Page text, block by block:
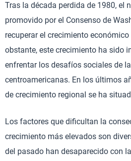
Tras la década perdida de 1980, el
promovido por el Consenso de
recuperar el crecimiento
obstante, este crecimiento ha sido
enfrentar los desafíos sociales de
centroamericanas. En los últimos
de crecimiento regional se ha
Los factores que dificultan la
crecimiento más elevados son
del pasado han desaparecido con